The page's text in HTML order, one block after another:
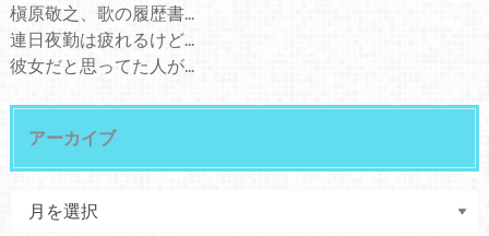
槇原敬之、歌の履歴書...
連日夜勤は疲れるけど...
彼女だと思ってた人が...
アーカイブ